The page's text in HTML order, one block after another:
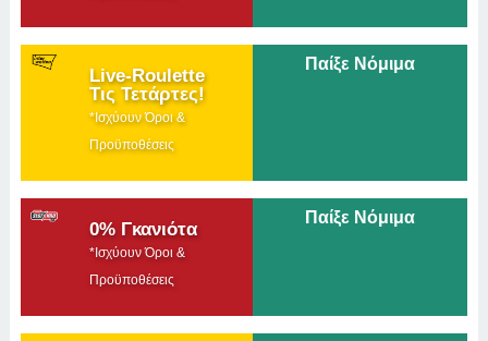
Live-Roulette
Τις Τετάρτες!
*Ισχύουν Όροι &
Προϋποθέσεις
Παίξε Νόμιμα
0% Γκανιότα
*Ισχύουν Όροι &
Προϋποθέσεις
Παίξε Νόμιμα